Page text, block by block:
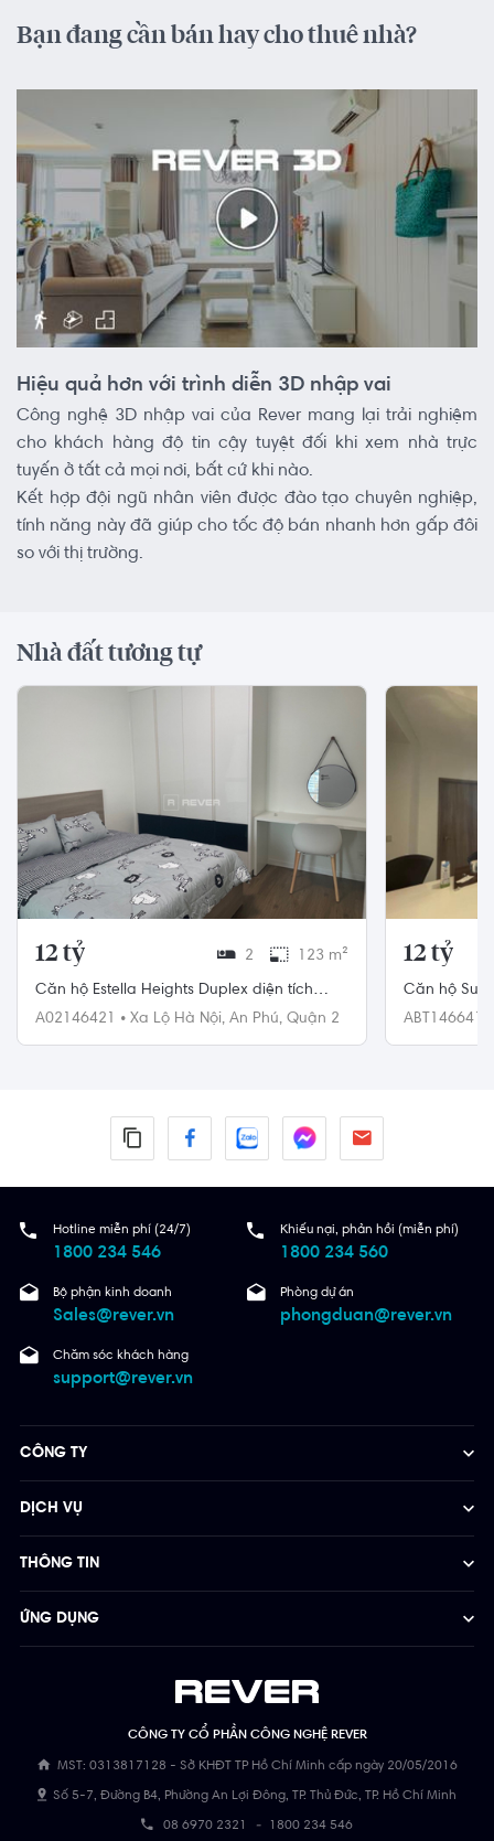
Bạn đang cần bán hay cho thuê nhà?
Hiệu quả hơn với trình diễn 3D nhập vai
Công nghệ 3D nhập vai của Rever mang lại trải nghiệm
cho khách hàng độ tin cậy tuyệt đối khi xem nhà trực
tuyến ở tất cả mọi nơi, bất cứ khi nào.
Kết hợp đội ngũ nhân viên được đào tạo chuyên nghiệp,
tính năng này đã giúp cho tốc độ bán nhanh hơn gấp đôi
so với thị trường.
Nhà đất tương tự
12 tỷ 2 123 m²
Căn hộ Estella Heights Duplex diện tích
123m²
A02146421 • Xa Lộ Hà Nội, An Phú, Quận 2
12 tỷ
Căn hộ
tích 106m²
ABT146641
Hotline miễn phí (24/7)
1800 234 546
Khiếu nại, phản hồi (miễn phí)
1800 234 560
Bộ phận kinh doanh
Sales@rever.vn
Phòng dự án
phongduan@rever.vn
Chăm sóc khách hàng
support@rever.vn
CÔNG TY CỔ PHẦN CÔNG NGHỆ REVER
MST: 0313817128 - Sở KHĐT TP Hồ Chí Minh cấp ngày 20/05/2016
Số 5-7, Đường B4, Phường An Lợi Đông, TP. Thủ Đức, TP. Hồ Chí Minh
08 6970 2321 - 1800 234 546
CÔNG TY
DỊCH VỤ
THÔNG TIN
ỨNG DỤNG